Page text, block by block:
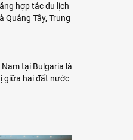
hợp tác du lịch
Quảng Tây, Trung
Nam tại Bulgaria là
giữa hai đất nước